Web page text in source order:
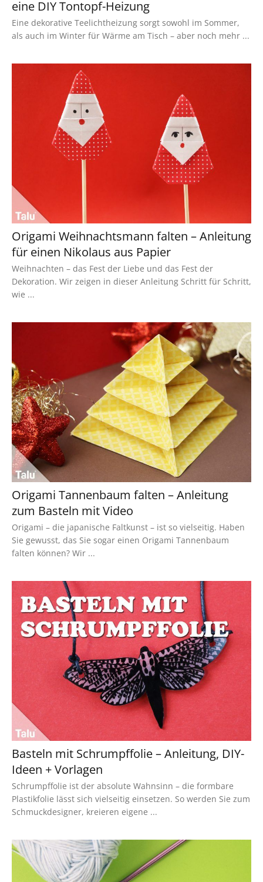
eine DIY Tontopf-Heizung
Eine dekorative Teelichtheizung sorgt sowohl im Sommer,
als auch im Winter für Wärme am Tisch – aber noch mehr ...
Origami Weihnachtsmann falten – Anleitung
für einen Nikolaus aus Papier
Weihnachten – das Fest der Liebe und das Fest der
Dekoration. Wir zeigen in dieser Anleitung Schritt für Schritt,
wie ...
Origami Tannenbaum falten – Anleitung
zum Basteln mit Video
Origami – die japanische Faltkunst – ist so vielseitig. Haben
Sie gewusst, das Sie sogar einen Origami Tannenbaum
falten können? Wir ...
Basteln mit Schrumpffolie – Anleitung, DIY-
Ideen + Vorlagen
Schrumpffolie ist der absolute Wahnsinn – die formbare
Plastikfolie lässt sich vielseitig einsetzen. So werden Sie zum
Schmuckdesigner, kreieren eigene ...